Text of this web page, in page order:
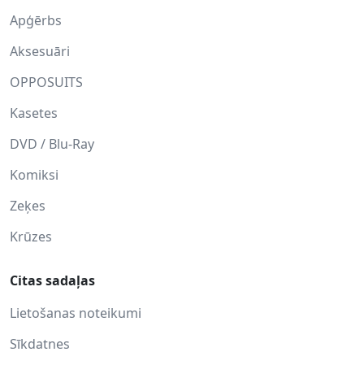
Apģērbs
Aksesuāri
OPPOSUITS
Kasetes
DVD / Blu-Ray
Komiksi
Zeķes
Krūzes
Citas sadaļas
Lietošanas noteikumi
Sīkdatnes